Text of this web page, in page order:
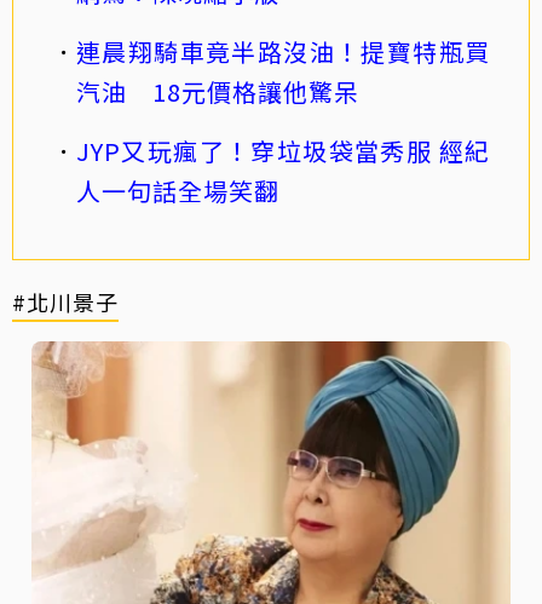
連晨翔騎車竟半路沒油！提寶特瓶買
汽油 18元價格讓他驚呆
JYP又玩瘋了！穿垃圾袋當秀服 經紀
人一句話全場笑翻
#北川景子